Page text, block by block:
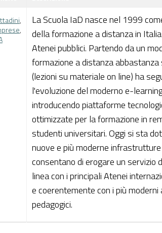
,
,
La Scuola IaD nasce nel 1999
della formazione a distanza in
Atenei pubblici. Partendo da un
formazione a distanza abbastanza
(lezioni su materiale on line) ha
l'evoluzione del moderno e-
introducendo piattaforme
ottimizzate per la formazione in
studenti universitari. Oggi si sta
nuove e più moderne
consentano di erogare un servizio
linea con i principali Atenei
e coerentemente con i più moderni
pedagogici.